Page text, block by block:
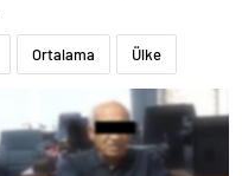
Ortalama Ülke